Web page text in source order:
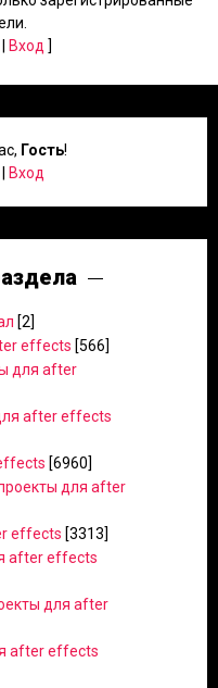
Вход ]
, Гость!
Вход
[2]
effects [566]
для after
after effects
[6960]
для after
effects [3313]
after effects
для after
after effects